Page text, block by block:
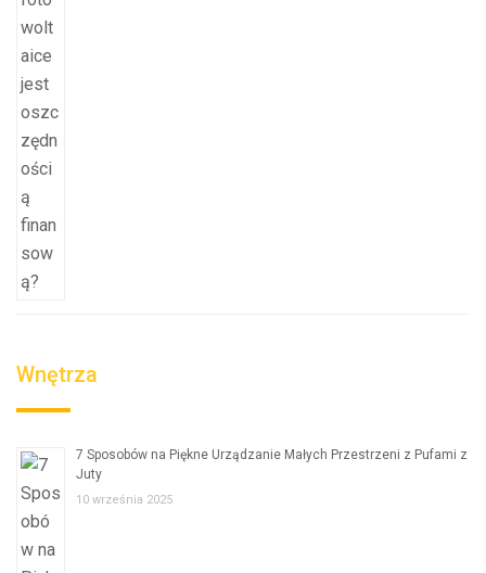
Wnętrza
7 Sposobów na Piękne Urządzanie Małych Przestrzeni z Pufami z
Juty
10 września 2025